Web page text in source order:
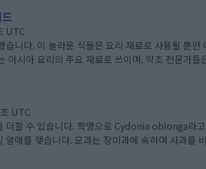
UTC
니다. 이 놀라운 식물은 요리 재료로 사용될 뿐만
아시아 요리의 주요 재료로 쓰이며, 약초 전문가
UTC
더할 수 있습니다. 학명으로 Cydonia oblonga라
매를 맺습니다. 모과는 장미과에 속하며 사과를